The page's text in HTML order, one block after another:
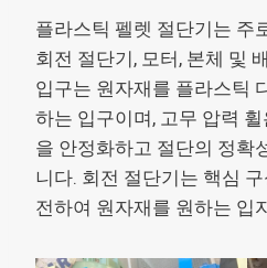
플라스틱 펠렛 절단기는 주
회전 절단기, 모터, 본체 및
입구는 원자재를 플라스틱
하는 입구이며, 고무 압력
을 안정화하고 절단의 정확
니다. 회전 절단기는 핵심
전하여 원자재를 원하는 입